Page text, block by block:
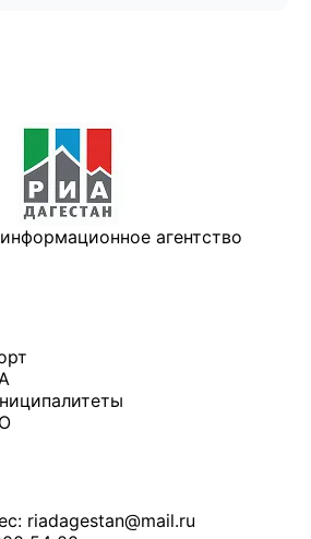
агентство
riadagestan@mail.ru